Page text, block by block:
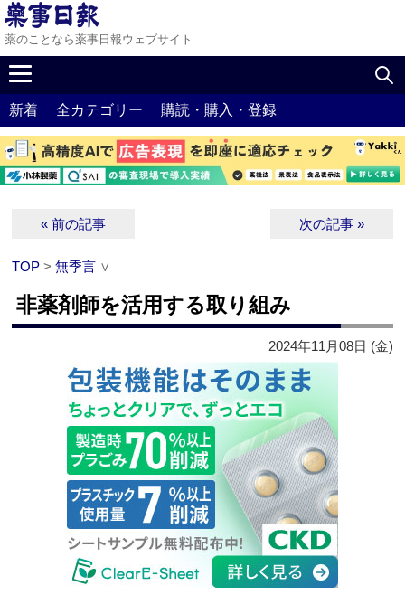
薬のことなら薬事日報ウェブサイト
新着 全カテゴリー 購読・購入・登録
« 前の記事 次の記事 »
TOP >無季言 ∨
非薬剤師を活用する取り組み
2024年11月08日 (金)